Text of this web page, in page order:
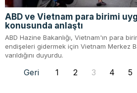
ABD ve Vietnam para birimi
konusunda anlaştı
ABD Hazine Bakanlığı, Vietnam'ın para
endişeleri gidermek için Vietnam Merkez
varıldığını duyurdu.
Geri 1 2 3 4 5